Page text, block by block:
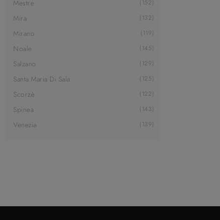
Mestre 152
Mira 132
Mirano 119
Noale 145
Salzano 129
Santa Maria Di Sala 125
Scorzè 122
Spinea 143
Venezia 139